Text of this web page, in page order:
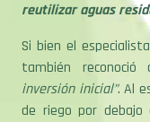
reutilizar aguas
Si bien el
también reconoció
inversión inicial”. Al
de riego por